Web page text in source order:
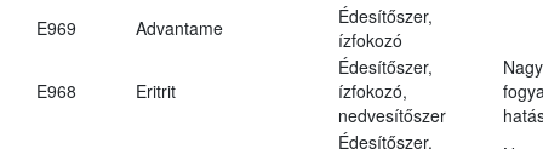
E969
Advantame
Édesítőszer,
ízfokozó
E968 Eritrit
Édesítőszer,
ízfokozó,
nedvesítőszer
Édesítőszer,